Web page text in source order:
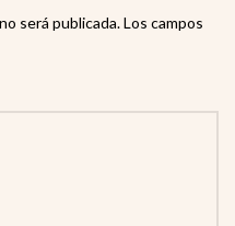
será publicada.Los campos